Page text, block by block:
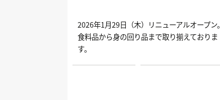
2026年1月29日（木）リニューアルオープン。
食料品から身の回り品まで取り揃えておりま
す。